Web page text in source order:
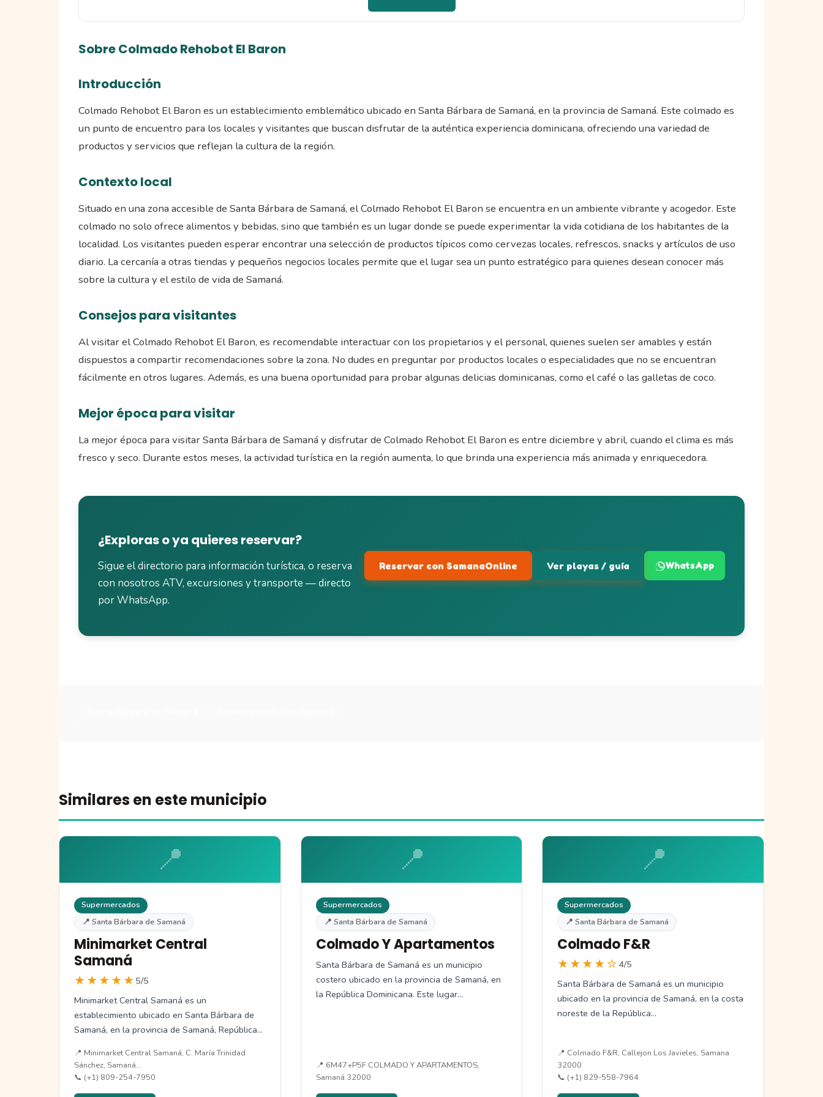
Sobre Colmado Rehobot El Baron
Introducción
Colmado Rehobot El Baron es un establecimiento emblemático ubicado en Santa Bárbara de Samaná, en la provincia de Samaná. Este colmado es
un punto de encuentro para los locales y visitantes que buscan disfrutar de la auténtica experiencia dominicana, ofreciendo una variedad de
productos y servicios que reflejan la cultura de la región.
Contexto local
Situado en una zona accesible de Santa Bárbara de Samaná, el Colmado Rehobot El Baron se encuentra en un ambiente vibrante y acogedor. Este
colmado no solo ofrece alimentos y bebidas, sino que también es un lugar donde se puede experimentar la vida cotidiana de los habitantes de la
localidad. Los visitantes pueden esperar encontrar una selección de productos típicos como cervezas locales, refrescos, snacks y artículos de uso
diario. La cercanía a otras tiendas y pequeños negocios locales permite que el lugar sea un punto estratégico para quienes desean conocer más
sobre la cultura y el estilo de vida de Samaná.
Consejos para visitantes
Al visitar el Colmado Rehobot El Baron, es recomendable interactuar con los propietarios y el personal, quienes suelen ser amables y están
dispuestos a compartir recomendaciones sobre la zona. No dudes en preguntar por productos locales o especialidades que no se encuentran
fácilmente en otros lugares. Además, es una buena oportunidad para probar algunas delicias dominicanas, como el café o las galletas de coco.
Mejor época para visitar
La mejor época para visitar Santa Bárbara de Samaná y disfrutar de Colmado Rehobot El Baron es entre diciembre y abril, cuando el clima es más
fresco y seco. Durante estos meses, la actividad turística en la región aumenta, lo que brinda una experiencia más animada y enriquecedora.
¿Exploras o ya quieres reservar?
Sigue el directorio para información turística, o reserva
con nosotros ATV, excursiones y transporte — directo
por WhatsApp.
Reservar con SamanaOnline Ver playas / guía WhatsApp
Similares en este municipio
📍
Supermercados
📍 Santa Bárbara de Samaná
Minimarket Central
Samaná
★★★★★ 5/5
Minimarket Central Samaná es un
establecimiento ubicado en Santa Bárbara de
Samaná, en la provincia de Samaná, República
📍 Minimarket Central Samaná, C. María Trinidad
Sánchez, Samaná…
📞 (+1) 809-254-7950
📍
Supermercados
📍 Santa Bárbara de Samaná
Colmado Y Apartamentos
Santa Bárbara de Samaná es un municipio
costero ubicado en la provincia de Samaná, en
la República Dominicana. Este lugar…
📍 6M47+P5F COLMADO Y APARTAMENTOS,
Samaná 32000
📍
Supermercados
📍 Santa Bárbara de Samaná
Colmado F&R
★★★★☆ 4/5
Santa Bárbara de Samaná es un municipio
ubicado en la provincia de Samaná, en la costa
noreste de la República…
📍 Colmado F&R, Callejon Los Javieles, Samana
32000
📞 (+1) 829-558-7964